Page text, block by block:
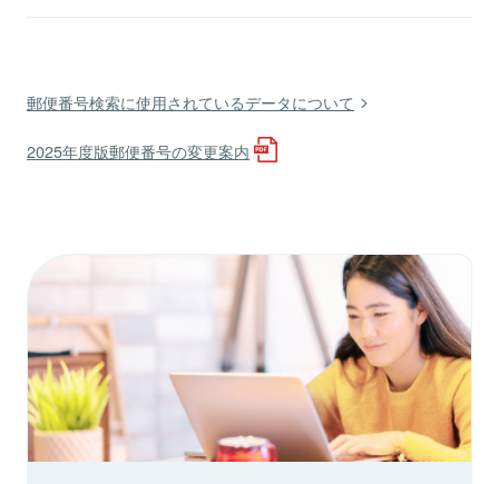
郵便番号検索に使用されているデータについて
2025年度版郵便番号の変更案内